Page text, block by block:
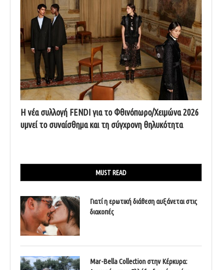
Η νέα συλλογή FENDI για το Φθινόπωρο/Χειμώνα 2026
υμνεί το συναίσθημα και τη σύγχρονη θηλυκότητα
MUST READ
Γιατί η ερωτική διάθεση αυξάνεται στις
διακοπές
Mar-Bella Collection στην Κέρκυρα: